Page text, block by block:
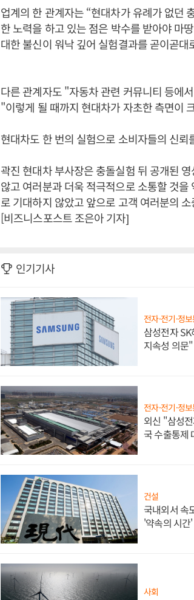
업계의 한 관계자는 “현대차가 유례가 없던
한 노력을 하고 있는 점은 박수를 받아야 마
대한 불신이 워낙 깊어 실험결과를 곧이곧
다른 관계자도 "자동차 관련 커뮤니티 등에
"이렇게 될 때까지 현대차가 자초한 측면이
현대차도 한 번의 실험으로 소비자들의 신
곽진 현대차 부사장은 충돌실험 뒤 공개된
않고 여러분과 더욱 적극적으로 소통할 것
로 기대하지 않았고 앞으로 고객 여러분의
[비즈니스포스트 조은아 기자]
인기기사
전자·전기·정
삼성전자
지속성 의문"
전자·전기·정
외신 "삼성
국 수출통제
건설
국내외서 속
'약속의 시간'
사회